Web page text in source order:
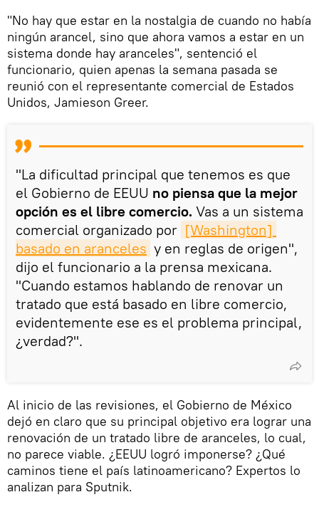
"No hay que estar en la nostalgia de cuando no había
ningún arancel, sino que ahora vamos a estar en un
sistema donde hay aranceles", sentenció el
funcionario, quien apenas la semana pasada se
reunió con el representante comercial de Estados
Unidos, Jamieson Greer.
"La dificultad principal que tenemos es que
el Gobierno de EEUU no piensa que la mejor
opción es el libre comercio. Vas a un sistema
comercial organizado por [Washington]
basado en aranceles y en reglas de origen",
dijo el funcionario a la prensa mexicana.
"Cuando estamos hablando de renovar un
tratado que está basado en libre comercio,
evidentemente ese es el problema principal,
¿verdad?".
Al inicio de las revisiones, el Gobierno de México
dejó en claro que su principal objetivo era lograr una
renovación de un tratado libre de aranceles, lo cual,
no parece viable. ¿EEUU logró imponerse? ¿Qué
caminos tiene el país latinoamericano? Expertos lo
analizan para Sputnik.